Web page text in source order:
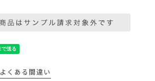
よくある間違い